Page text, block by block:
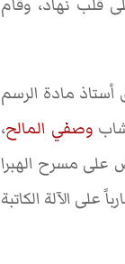
قلب نهاد، وقام
مادة الرسم
وصفي المالح،
على مسرح الهبرا
الآلة الكاتبة